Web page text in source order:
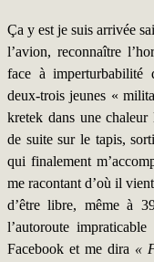
Ça y est je suis arrivée
l’avion, reconnaître
face à imperturbabilité
deux-trois jeunes «
kretek dans une
de suite sur le tapis,
qui finalement
me racontant d’où il
d’être libre, même à
l’autoroute
Facebook et me dira «